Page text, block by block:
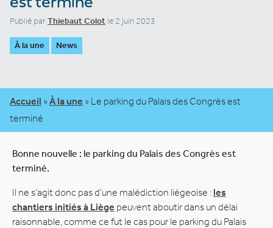
Publié parThiebaut Colot le 2 juin 2023
À la une News
Accueil » À la une » Le parking du Palais des Congrès est
terminé
Bonne nouvelle : le parking du Palais des Congrès est
terminé.
Il ne s’agit donc pas d’une malédiction liégeoise : les
chantiers initiés à Liège peuvent aboutir dans un délai
raisonnable, comme ce fut le cas pour le parking du Palais